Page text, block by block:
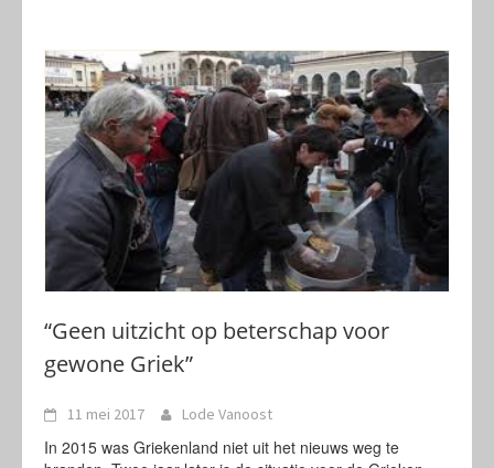
“Geen uitzicht op beterschap voor
gewone Griek”
11 mei 2017 Lode Vanoost
In 2015 was Griekenland niet uit het nieuws weg te